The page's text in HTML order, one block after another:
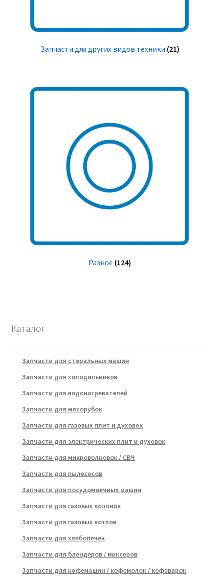
Запчасти для других видов техники (21)
Разное (124)
Каталог
Запчасти для стиральных машин
Запчасти для холодильников
Запчасти для водонагревателей
Запчасти для мясорубок
Запчасти для газовых плит и духовок
Запчасти для электрических плит и духовок
Запчасти для микроволновок / СВЧ
Запчасти для пылесосов
Запчасти для посудомоечных машин
Запчасти для газовых колонок
Запчасти для газовых котлов
Запчасти для хлебопечек
Запчасти для блендеров / миксеров
Запчасти для кофемашин / кофемолок / кофеварок